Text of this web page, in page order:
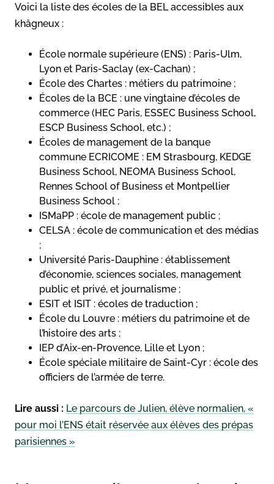
Voici la liste des écoles de la BEL accessibles aux
khâgneux :
École normale supérieure (ENS) : Paris-Ulm,
Lyon et Paris-Saclay (ex-Cachan) ;
École des Chartes : métiers du patrimoine ;
Écoles de la BCE : une vingtaine d’écoles de
commerce (HEC Paris, ESSEC Business School,
ESCP Business School, etc.) ;
Écoles de management de la banque
commune ECRICOME : EM Strasbourg, KEDGE
Business School, NEOMA Business School,
Rennes School of Business et Montpellier
Business School ;
ISMaPP : école de management public ;
CELSA : école de communication et des médias
;
Université Paris-Dauphine : établissement
d’économie, sciences sociales, management
public et privé, et journalisme ;
ESIT et ISIT : écoles de traduction ;
École du Louvre : métiers du patrimoine et de
l’histoire des arts ;
IEP d’Aix-en-Provence, Lille et Lyon ;
École spéciale militaire de Saint-Cyr : école des
officiers de l’armée de terre.
Lire aussi : Le parcours de Julien, élève normalien, «
pour moi l’ENS était réservée aux élèves des prépas
parisiennes »